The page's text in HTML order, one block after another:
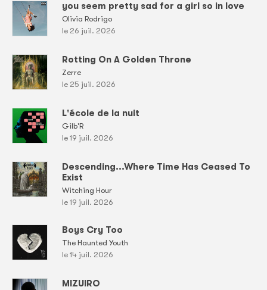
you seem pretty sad for a girl so in love
Olivia Rodrigo
le 26 juil. 2026
Rotting On A Golden Throne
Zerre
le 25 juil. 2026
L'école de la nuit
Gilb'R
le 19 juil. 2026
Descending...Where Time Has Ceased To
Exist
Witching Hour
le 19 juil. 2026
Boys Cry Too
The Haunted Youth
le 14 juil. 2026
MIZUIRO